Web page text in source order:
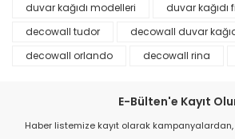
duvar kağıdı modelleri
duvar kağıdı
decowall tudor
decowall duvar
decowall orlando
decowall rina
E-Bülten'e Kayıt
Haber listemize kayıt olarak